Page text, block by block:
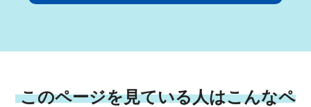
このページを見ている人はこんなペ